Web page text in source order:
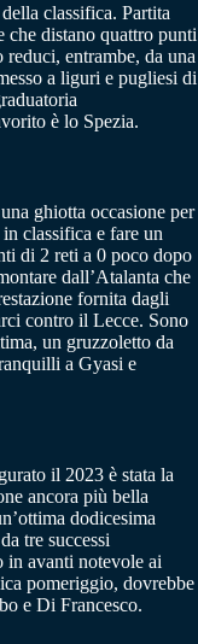
classifica. Partita
che distano quattro punti
entrambe, da una
a liguri e pugliesi di
è lo Spezia.
ghiotta occasione per
classifica e fare un
di 2 reti a 0 poco dopo
dall’Atalanta che
fornita dagli
contro il Lecce. Sono
un gruzzoletto da
a Gyasi e
il 2023 è stata la
ancora più bella
dodicesima
tre successi
in avanti notevole ai
pomeriggio, dovrebbe
e Di Francesco.